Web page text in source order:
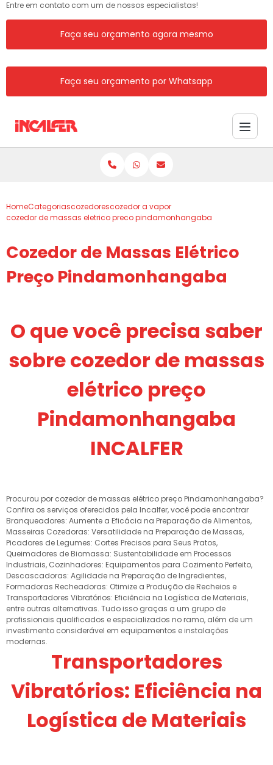
Entre em contato com um de nossos especialistas!
Faça seu orçamento agora mesmo
Faça seu orçamento por Whatsapp
HomeCategoriascozedorescozedor a vapor
cozedor de massas eletrico preco pindamonhangaba
Cozedor de Massas Elétrico
Preço Pindamonhangaba
O que você precisa saber
sobre cozedor de massas
elétrico preço
Pindamonhangaba
INCALFER
Procurou por cozedor de massas elétrico preço Pindamonhangaba?
Confira os serviços oferecidos pela Incalfer, você pode encontrar
Branqueadores: Aumente a Eficácia na Preparação de Alimentos,
Masseiras Cozedoras: Versatilidade na Preparação de Massas,
Picadores de Legumes: Cortes Precisos para Seus Pratos,
Queimadores de Biomassa: Sustentabilidade em Processos
Industriais, Cozinhadores: Equipamentos para Cozimento Perfeito,
Descascadoras: Agilidade na Preparação de Ingredientes,
Formadoras Recheadoras: Otimize a Produção de Recheios e
Transportadores Vibratórios: Eficiência na Logística de Materiais,
entre outras alternativas. Tudo isso graças a um grupo de
profissionais qualificados e especializados no ramo, além de um
investimento considerável em equipamentos e instalações
modernas.
Transportadores
Vibratórios: Eficiência na
Logística de Materiais